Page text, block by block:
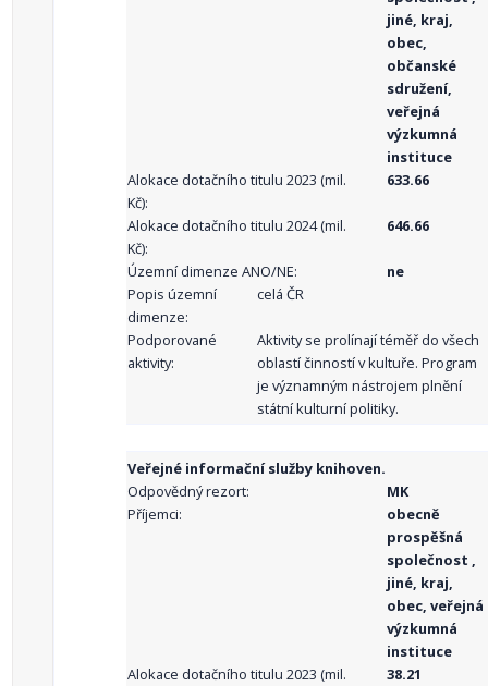
jiné, kraj,
obec,
občanské
sdružení,
veřejná
výzkumná
instituce
Alokace dotačního titulu 2023 (mil.
Kč):
633.66
Alokace dotačního titulu 2024 (mil.
Kč):
646.66
Územní dimenze ANO/NE:
ne
Popis územní
dimenze:
celá ČR
Podporované
aktivity:
Aktivity se prolínají téměř do všech
oblastí činností v kultuře. Program
je významným nástrojem plnění
státní kulturní politiky.
Veřejné informační služby knihoven.
Odpovědný rezort:
MK
Příjemci:
obecně
prospěšná
společnost ,
jiné, kraj,
obec, veřejná
výzkumná
instituce
Alokace dotačního titulu 2023 (mil.
38.21